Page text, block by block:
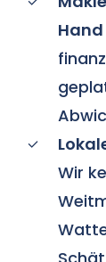
Hand
Wir